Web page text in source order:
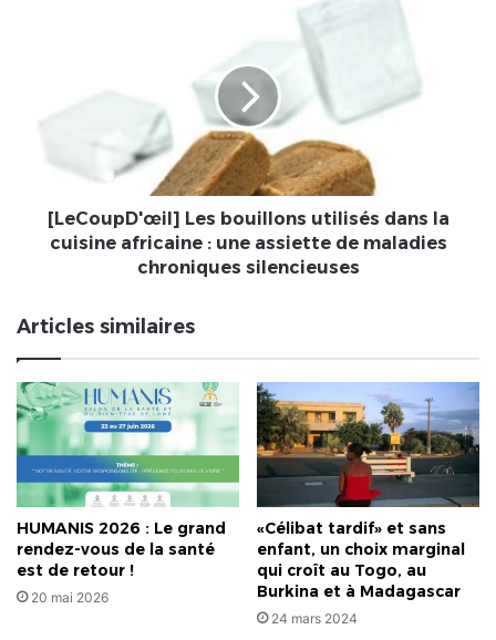
Bossou.
palmarès
africaine
assiette
silencieuses
[LeCoupD'œil] Les bouillons utilisés dans la
cuisine africaine : une assiette de maladies
chroniques silencieuses
Articles similaires
HUMANIS 2026 : Le grand
rendez-vous de la santé
est de retour !
20 mai 2026
«Célibat tardif» et sans
enfant, un choix marginal
qui croît au Togo, au
Burkina et à Madagascar
24 mars 2024